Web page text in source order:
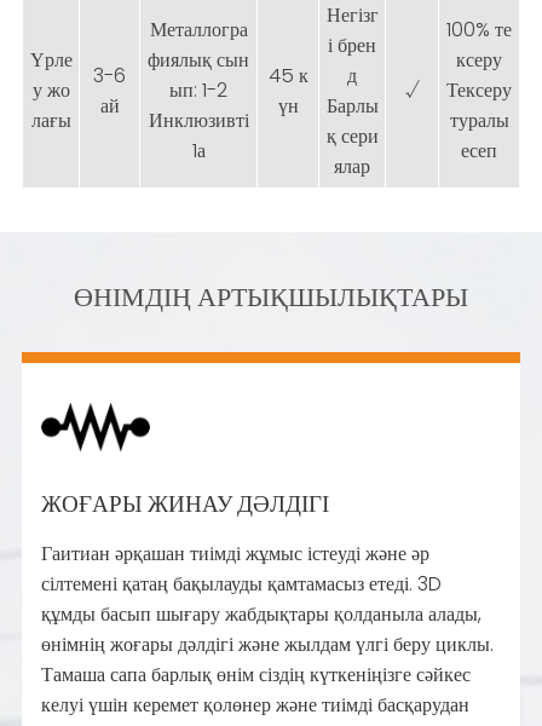
Үрле
у жо
лағы
3-6
ай
Металлогра
фиялық сын
ып: 1-2
Инклюзивті
1а
45 к
үн
Негізг
і брен
д
Барлы
қ сери
ялар
√
100% те
ксеру
Тексеру
туралы
есеп
ӨНІМДІҢ АРТЫҚШЫЛЫҚТАРЫ
ЖОҒАРЫ ЖИНАУ ДӘЛДІГІ
Гаитиан әрқашан тиімді жұмыс істеуді және әр
сілтемені қатаң бақылауды қамтамасыз етеді. 3D
құмды басып шығару жабдықтары қолданыла алады,
өнімнің жоғары дәлдігі және жылдам үлгі беру циклы.
Тамаша сапа барлық өнім сіздің күткеніңізге сәйкес
келуі үшін керемет қолөнер және тиімді басқарудан